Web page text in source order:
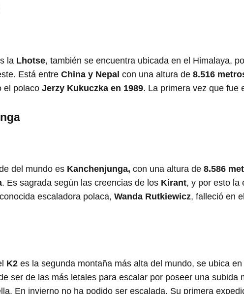
la Lhotse, también se encuentra ubicada en el Himalaya,
Está entre China y Nepal con una altura de 8.516
el polaco Jerzy Kukuczka en 1989. La primera vez que fue
del mundo es Kanchenjunga, con una altura de 8.586
. Es sagrada según las creencias de los Kirant, y por esto la
escaladora polaca, Wanda Rutkiewicz, falleció en
K2 es la segunda montaña más alta del mundo, se ubica en
ser de las más letales para escalar por poseer una
En invierno no ha podido ser escalada. Su primera